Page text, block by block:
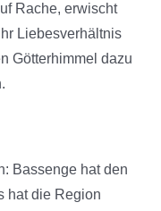
Rache, erwischt
Liebesverhältnis
Götterhimmel dazu
Bassenge hat den
hat die Region